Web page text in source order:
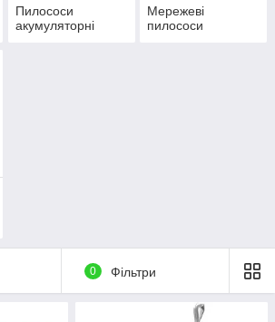
Пилососи
акумуляторні
Мережеві
пилососи
0 Фільтри